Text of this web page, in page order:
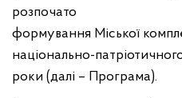
розпочато
формування Міської
національно-
роки (далі – Програма).